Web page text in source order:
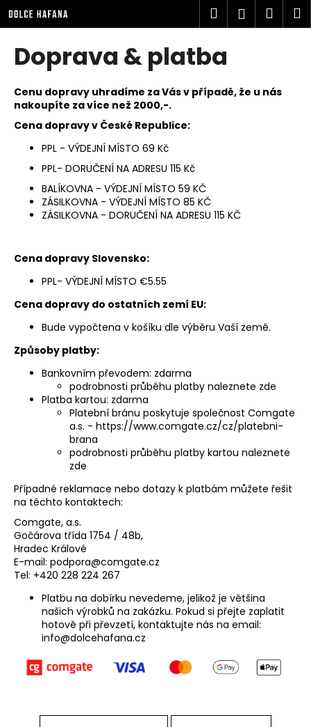
na
obsah
Hledat
Doprava & platba
Cenu dopravy uhradíme za Vás v případě, že u nás
nakoupíte za více než 2000,-.
Cena dopravy v České Republice:
PPL - VÝDEJNÍ MÍSTO 69 Kč
PPL- DORUČENÍ NA ADRESU 115 Kč
BALÍKOVNA - VÝDEJNÍ MÍSTO 59 KČ
ZÁSILKOVNA - VÝDEJNÍ MÍSTO 85 KČ
ZÁSILKOVNA - DORUČENÍ NA ADRESU 115 KČ
Cena dopravy Slovensko:
PPL- VÝDEJNÍ MÍSTO €5.55
Cena dopravy do ostatních zemí EU:
Bude vypočtena v košíku dle výběru Vaší země.
Způsoby platby:
Bankovním převodem: zdarma
podrobnosti průběhu platby naleznete zde
Platba kartou: zdarma
Platební bránu poskytuje společnost Comgate
a.s. - https://www.comgate.cz/cz/platebni-
brana
podrobnosti průběhu platby kartou naleznete
zde
Případné reklamace nebo dotazy k platbám můžete řešit
na těchto kontaktech:
Comgate, a.s.
Gočárova třída 1754 / 48b,
Hradec Králové
E-mail: podpora@comgate.cz
Tel: +420 228 224 267
Platbu na dobírku nevedeme, jelikož je většina
našich výrobků na zakázku. Pokud si přejte zaplatit
hotově při převzetí, kontaktujte nás na email:
info@dolcehafana.cz
K
o
o
p
o
e
n
j
D
o
p
o